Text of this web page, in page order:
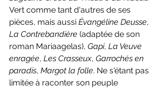
Vert comme tant d'autres de ses
pièces, mais aussi Évangéline Deusse,
La Contrebandière (adaptée de son
roman Mariaagelas), Gapi, La Veuve
enragée, Les Crasseux, Garrochés en
paradis, Margot la folle. Ne s'étant pas
limitée à raconter son peuple